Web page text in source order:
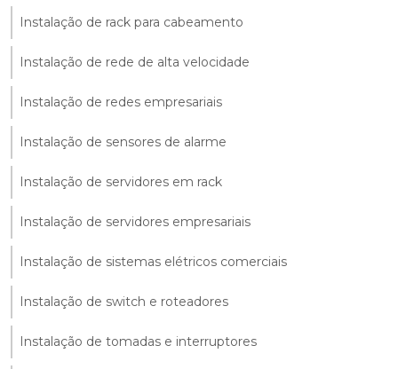
Instalação de rack para cabeamento
Instalação de rede de alta velocidade
Instalação de redes empresariais
Instalação de sensores de alarme
Instalação de servidores em rack
Instalação de servidores empresariais
Instalação de sistemas elétricos comerciais
Instalação de switch e roteadores
Instalação de tomadas e interruptores